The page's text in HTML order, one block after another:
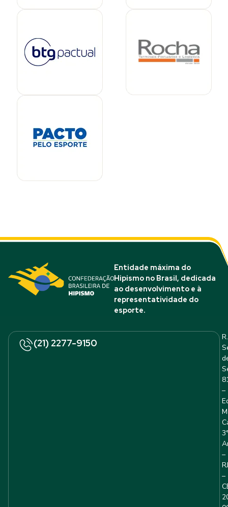
Entidade máxima do
Hipismo no Brasil, dedicada
ao desenvolvimento e à
representatividade do
esporte.
(21) 2277-9150
R.
–
–
RJ
–